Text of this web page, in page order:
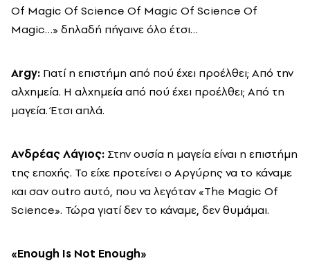
Οf Magic Οf Science Of Magic Of Science Of
Magic…» δηλαδή πήγαινε όλο έτσι…
Argy: Γιατί η επιστήμη από πού έχει προέλθει; Από την
αλχημεία. Η αλχημεία από πού έχει προέλθει; Από τη
μαγεία. Έτσι απλά.
Ανδρέας Λάγιος: Στην ουσία η μαγεία είναι η επιστήμη
της εποχής. Το είχε προτείνει ο Αργύρης να το κάναμε
και σαν outro αυτό, που να λεγόταν «The Magic Of
Science». Τώρα γιατί δεν το κάναμε, δεν θυμάμαι.
«Enough Is Not Enough»